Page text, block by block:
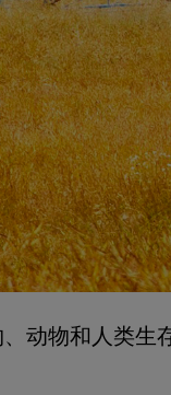
析仪
培养箱
式循环水浴
动物和人类生